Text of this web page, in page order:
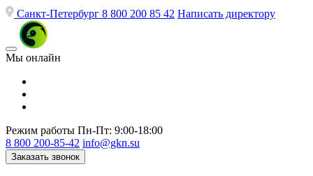
Санкт-Петербург 8 800 200 85 42 Написать директору
Мы онлайн
Режим работы Пн-Пт: 9:00-18:00
8 800 200-85-42 info@gkn.su
Заказать звонок